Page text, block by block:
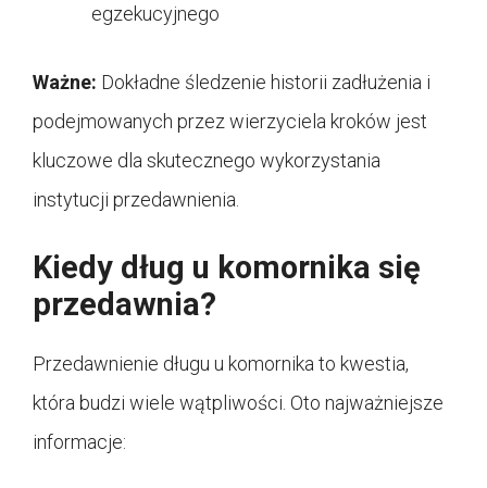
egzekucyjnego
Ważne: Dokładne śledzenie historii zadłużenia i
podejmowanych przez wierzyciela kroków jest
kluczowe dla skutecznego wykorzystania
instytucji przedawnienia.
Kiedy dług u komornika się
przedawnia?
Przedawnienie długu u komornika to kwestia,
która budzi wiele wątpliwości. Oto najważniejsze
informacje: